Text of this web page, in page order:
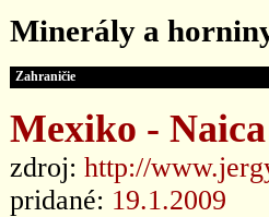
Minerály a
Zahraničie
Mexiko -
zdroj: http://
pridané: 19.1.2009